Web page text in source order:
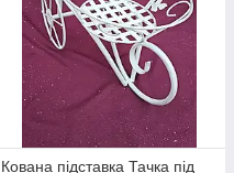
Кована підставка Тачка під